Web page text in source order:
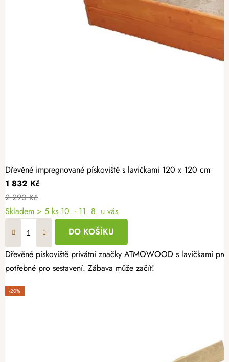
Dřevěné impregnované pískoviště s lavičkami 120 x 120 cm
1 832 Kč
2 290 Kč
Skladem > 5 ks 10. - 11. 8. u vás
DO KOŠÍKU
Dřevěné pískoviště privátní značky ATMOWOOD s lavičkami
potřebné pro sestavení. Zábava může začít!
-20%